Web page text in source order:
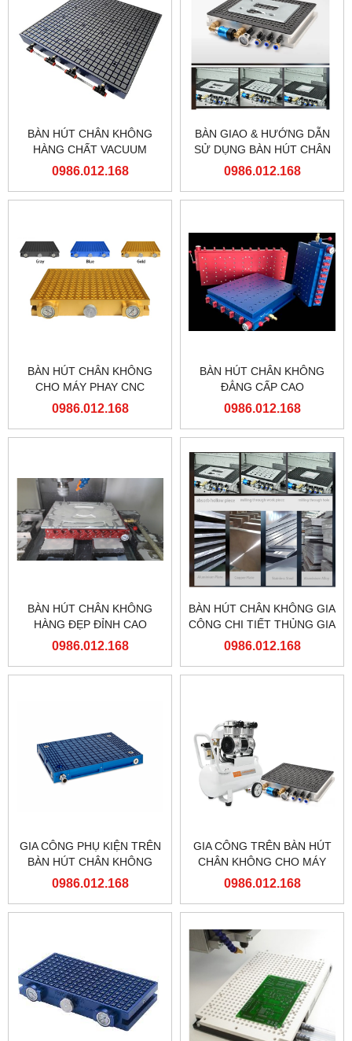
BÀN HÚT CHÂN KHÔNG
HÀNG CHẤT VACUUM
CHUCK
0986.012.168
BÀN GIAO & HƯỚNG DẪN
SỬ DỤNG BÀN HÚT CHÂN
KHÔNG LỖ TRÒN GIA
0986.012.168
BÀN HÚT CHÂN KHÔNG
CHO MÁY PHAY CNC
0986.012.168
BÀN HÚT CHÂN KHÔNG
ĐẲNG CẤP CAO
0986.012.168
BÀN HÚT CHÂN KHÔNG
HÀNG ĐẸP ĐỈNH CAO
0986.012.168
BÀN HÚT CHÂN KHÔNG GIA
CÔNG CHI TIẾT THỦNG GIA
CÔNG ĐA NĂNG CHO MÁY
0986.012.168
GIA CÔNG PHỤ KIỆN TRÊN
BÀN HÚT CHÂN KHÔNG
CHO MÁY PHAY CNC
0986.012.168
GIA CÔNG TRÊN BÀN HÚT
CHÂN KHÔNG CHO MÁY
PHAY CNC
0986.012.168